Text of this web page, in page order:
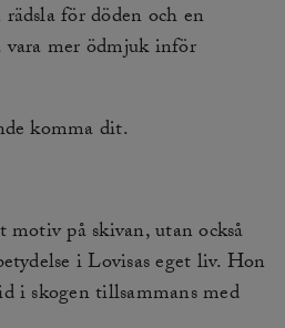
för döden och en
mer ödmjuk inför
komma dit.
på skivan, utan också
i Lovisas eget liv. Hon
i skogen tillsammans med